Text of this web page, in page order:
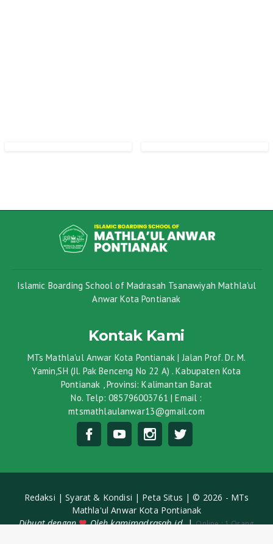
Islamic Boarding School of Madrasah Tsanawiyah Mathla'ul
Anwar Kota Pontianak
Kontak Kami
MTs Mathla'ul Anwar Kota Pontianak | Jalan Prof. Dr. M.
Yamin,SH (Jl. Pak Benceng No 22 A) . Kabupaten Kota
Pontianak , Provinsi: Kalimantan Barat
No. Telp: 085796003761 | Email :
mtsmathlaulanwar13@gmail.com
Redaksi |Syarat & Kondisi | Peta Situs |© 2026 - MTs
Mathla'ul Anwar Kota Pontianak
Dibuat dengan
Olehkamimadrasah.id|Online :1 Orang